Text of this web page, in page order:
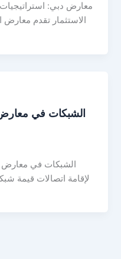
معارض دبي: استراتيجيات
الاستثمار تقدم معارض
الشبكات في معارض
الشبكات في معارض
لإقامة اتصالات قيمة